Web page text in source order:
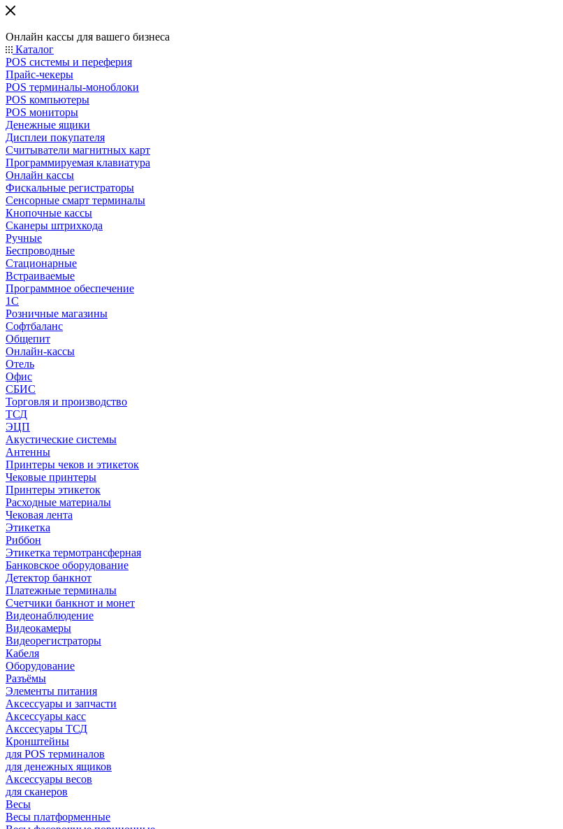
Онлайн кассы для вашего бизнеса
Каталог
POS системы и переферия
Прайс-чекеры
POS терминалы-моноблоки
POS компьютеры
POS мониторы
Денежные ящики
Дисплеи покупателя
Считыватели магнитных карт
Программируемая клавиатура
Онлайн кассы
Фискальные регистраторы
Сенсорные смарт терминалы
Кнопочные кассы
Сканеры штрихкода
Ручные
Беспроводные
Стационарные
Встраиваемые
Программное обеспечение
1С
Розничные магазины
Софтбаланс
Общепит
Онлайн-кассы
Отель
Офис
СБИС
Торговля и производство
ТСД
ЭЦП
Акустические системы
Антенны
Принтеры чеков и этикеток
Чековые принтеры
Принтеры этикеток
Расходные материалы
Чековая лента
Этикетка
Риббон
Этикетка термотрансферная
Банковское оборудование
Детектор банкнот
Платежные терминалы
Счетчики банкнот и монет
Видеонаблюдение
Видеокамеры
Видеорегистраторы
Кабеля
Оборудование
Разъёмы
Элементы питания
Аксессуары и запчасти
Аксессуары касс
Акссесуары ТСД
Кронштейны
для POS терминалов
для денежных ящиков
Аксессуары весов
для сканеров
Весы
Весы платформенные